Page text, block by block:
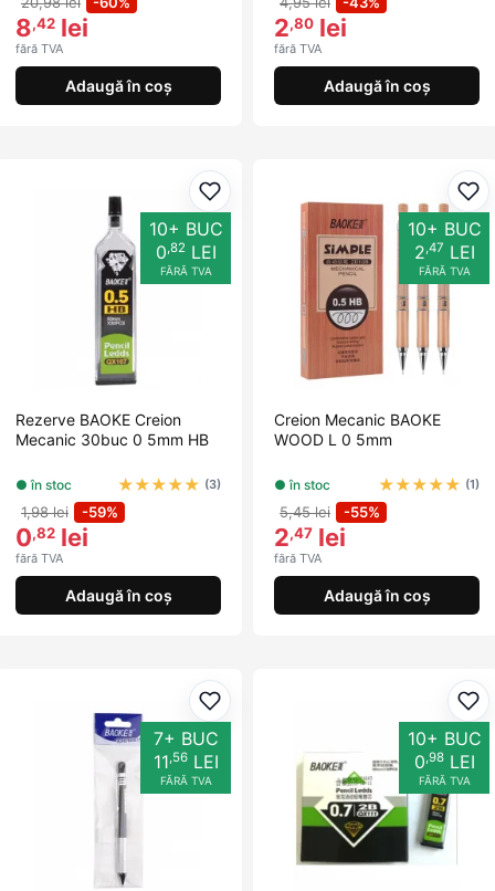
8,42 lei
fără TVA
Adaugă în coș
2,80 lei
fără TVA
Adaugă în coș
Adaugă la favorite
10+ BUC
0,82LEI
FĂRĂ TVA
Rezerve BAOKE Creion
Mecanic 30buc 0 5mm HB
● în stoc ★★★★★ (3)
1,98 lei -59%
0,82 lei
fără TVA
Adaugă în coș
10+ BUC
2,47 LEI
FĂRĂ TVA
Creion Mecanic BAOKE
WOOD L 0 5mm
● în stoc ★★★★★ (1)
5,45 lei -55%
2,47 lei
fără TVA
Adaugă în coș
Adaugă la favorite
7+ BUC
11,56LEI
FĂRĂ TVA
10+ BUC
0,98LEI
FĂRĂ TVA